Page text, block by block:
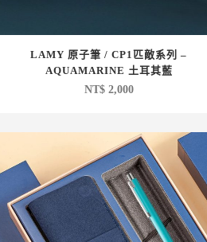
LAMY 原子筆 / CP1匹敵系列 –
AQUAMARINE 土耳其藍
NT$2,000